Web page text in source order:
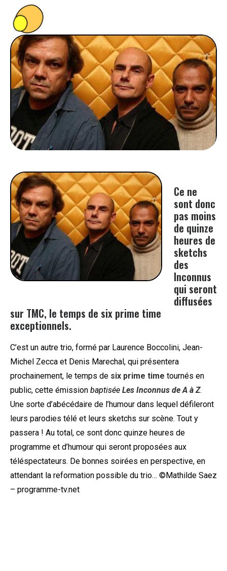
FOOD
BONS PLANS
SOUTENEZ KULTT
Ce ne
sont donc
pas moins
de quinze
heures de
sketchs
des
Inconnus
qui seront
diffusées
sur TMC, le temps de six prime time
exceptionnels.
C’est un autre trio, formé par Laurence Boccolini, Jean-
Michel Zecca et Denis Marechal, qui présentera
prochainement, le temps de six prime time tournés en
public, cette émission baptisée Les Inconnus de A à Z.
Une sorte d’abécédaire de l’humour dans lequel défileront
leurs parodies télé et leurs sketchs sur scène. Tout y
passera ! Au total, ce sont donc quinze heures de
programme et d’humour qui seront proposées aux
téléspectateurs. De bonnes soirées en perspective, en
attendant la reformation possible du trio… ©Mathilde Saez
– programme-tv.net